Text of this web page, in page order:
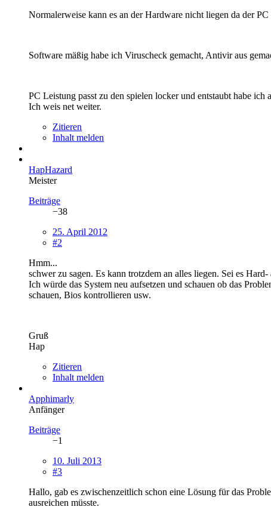
Normalerweise kann es an der Hardware nicht liegen da der
Software mäßig habe ich Viruscheck gemacht, Antivir aus
PC Leistung passt zu den spielen locker und entstaubt habe ich
Ich weis net weiter.
Zitieren
Inhalt melden
HapHazard
Meister
Beiträge
−38
25. April 2012
#2
Hmm...
schwer zu sagen. Es kann trotzdem an alles liegen. Sei es
Ich würde das System neu aufsetzen und schauen ob das
schauen, Bios kontrollieren usw.
Gruß
Hap
Zitieren
Inhalt melden
Apphimarly
Anfänger
Beiträge
−1
10. Juli 2013
#3
Hallo, gab es zwischenzeitlich schon eine Lösung für das
ausreichen müsste.